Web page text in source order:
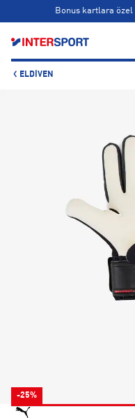
Bonus kartlara özel
ELDIVEN
-25%